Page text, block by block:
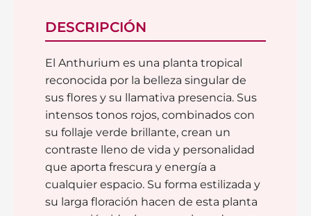
DESCRIPCIÓN
El Anthurium es una planta tropical
reconocida por la belleza singular de
sus flores y su llamativa presencia. Sus
intensos tonos rojos, combinados con
su follaje verde brillante, crean un
contraste lleno de vida y personalidad
que aporta frescura y energía a
cualquier espacio. Su forma estilizada y
su larga floración hacen de esta planta